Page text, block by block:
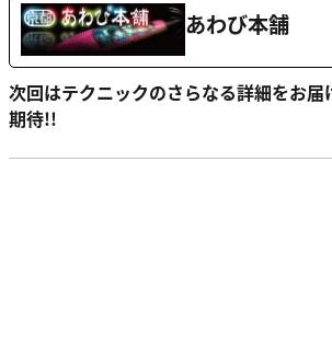
あわび本舗
次回はテクニックのさらなる詳細をお
期待!!